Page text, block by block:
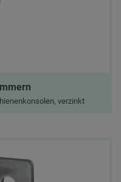
verzinkt